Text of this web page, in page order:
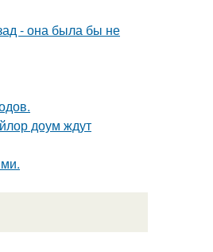
- она была бы не
доум ждут